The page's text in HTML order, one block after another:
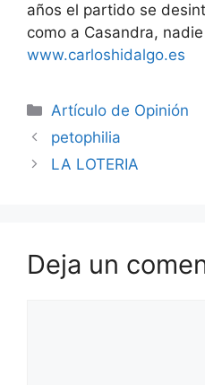
años el partido se
como a Casandra,
www.carloshidalgo.es
Artículo de Opinión
petophilia
LA LOTERIA
Deja un